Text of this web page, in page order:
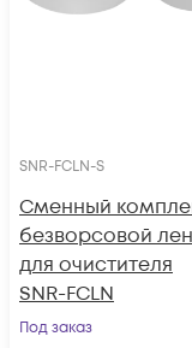
SNR-FCLN-S
Сменный
безворсовой
для очистителя
SNR-FCLN
Под заказ